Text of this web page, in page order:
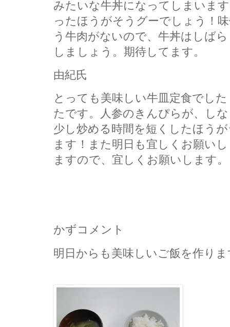
みたいな牛丼になってしまいま
ったほうがそうグーでしょう！
う牛肉がないので、牛丼はしば
しましょう。期待してます。
由紀氏
とっても美味しい牛皿定食でし
たです。人参のきんぴらが、し
少し炒める時間を短くしたほう
ます！また明日も宜しくお願い
ますので、宜しくお願いします。
かずコメント
明日からも美味しいご飯を作り